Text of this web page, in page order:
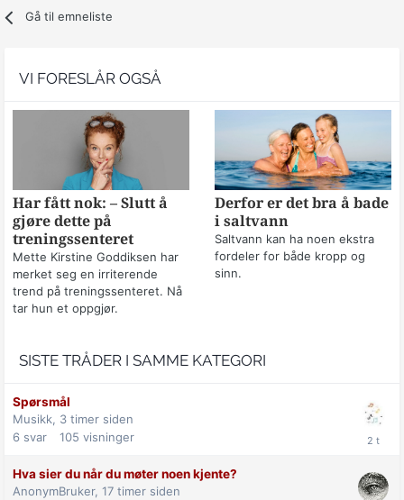
Gå til emneliste
VI FORESLÅR OGSÅ
Har fått nok: – Slutt å
gjøre dette på
treningssenteret
Mette Kirstine Goddiksen har
merket seg en irriterende
trend på treningssenteret. Nå
tar hun et oppgjør.
Derfor er det bra å bade
i saltvann
Saltvann kan ha noen ekstra
fordeler for både kropp og
sinn.
SISTE TRÅDER I SAMME KATEGORI
Spørsmål
Musikk, 3 timer siden
6 svar 105 visninger
Hva sier du når du møter noen kjente?
AnonymBruker, 17 timer siden